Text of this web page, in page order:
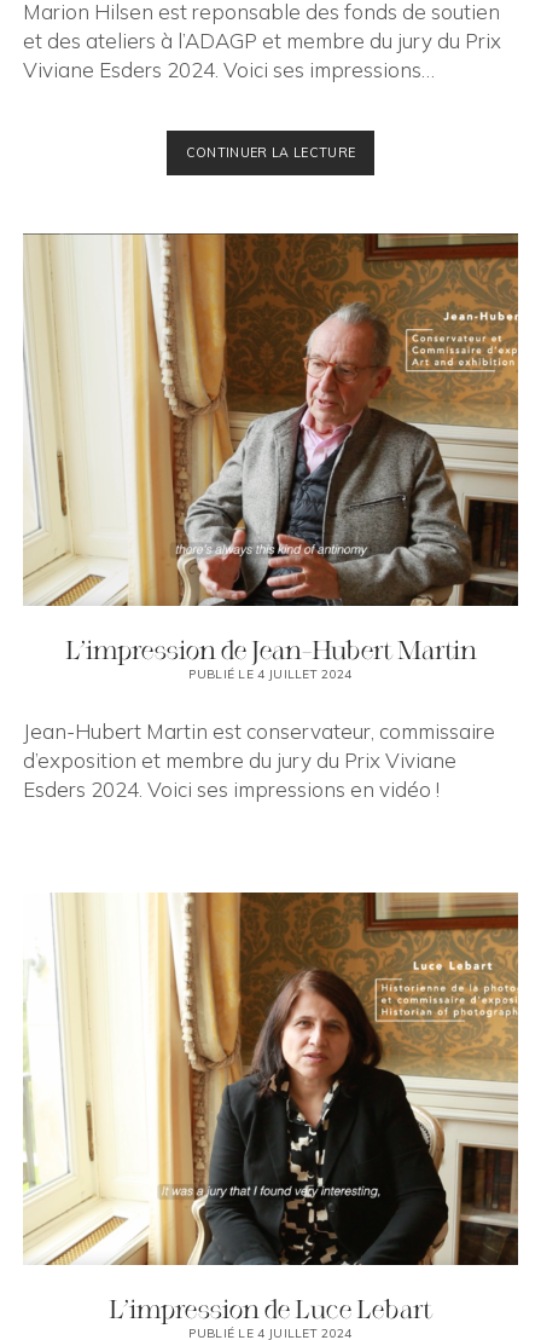
Marion Hilsen est reponsable des fonds de soutien
et des ateliers à l’ADAGP et membre du jury du Prix
Viviane Esders 2024. Voici ses impressions…
CONTINUER LA LECTUREL’IMPRESSION
DE
L’impression de Jean-Hubert Martin
PUBLIÉ LE 4 JUILLET 2024
Jean-Hubert Martin est conservateur, commissaire
d’exposition et membre du jury du Prix Viviane
Esders 2024. Voici ses impressions en vidéo !
L’impression de Luce Lebart
PUBLIÉ LE 4 JUILLET 2024